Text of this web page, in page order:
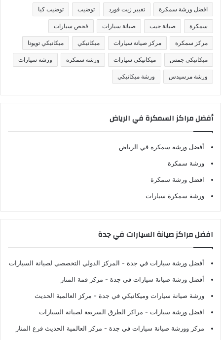
ف
ا
افضل ورشة سمكرة تغيير زيت فورد توضيب توضيب كيا
سمكرة صيانة جيب صيانة سيارات فحص سيارات
مركز سمكرة مركز صيانة سيارات ميكانيكي ميكانيكي تويوتا
ميكانيكي جمس ميكانيكي سيارات ورشة سمكرة ورشة سيارات
ورشة مرسيدس ورشة ميكانيكي
أفضل مراكز السمكرة في الرياض
أفضل ورشة سمكرة في الرياض
ورشة سمكرة
افضل ورشة سمكرة
ورشة سمكرة سيارات
افضل مراكز صيانة السيارات في جدة
أفضل ورشة سيارات في جدة - المركز الدولي التخصصي لصيانة السيارات
أفضل ورشة صيانة سيارات في جدة - مركز قمة المنار
ورشة صيانة سيارات وميكانيكي في جدة - مركز العالمية الحديث
افضل ورشة سيارات - مراكز الطرق السريعة لصيانة السيارات
مركز وورشة صيانة سيارات في جدة - مركز العالمية الحديث فرع المنار